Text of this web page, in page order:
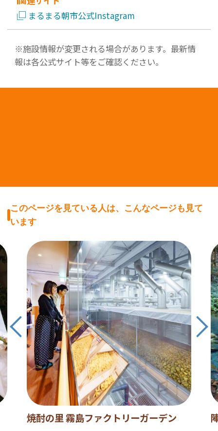
まるまる朝市公式Instagram
※施設情報が変更される場合があります。最新情
報は各公式サイト等をご確認ください。
このページを見ている人は、こんなページも見て
います
焼酎の里 霧島ファクトリーガーデン